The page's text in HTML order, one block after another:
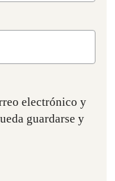
electrónico y
guardarse y